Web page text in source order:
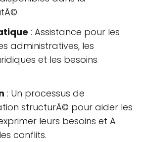
: Assistance pour les
administratives, les
et les besoins
: Un processus de
structurÃ© pour aider les
leurs besoins et Ã
conflits.